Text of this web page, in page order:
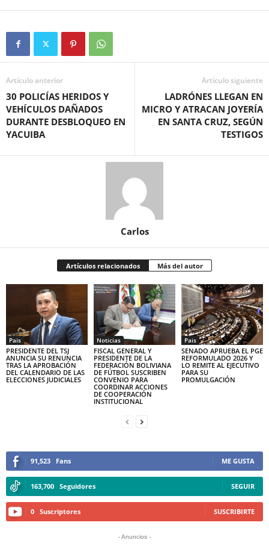
Artículo anterior
30 POLICÍAS HERIDOS Y
VEHÍCULOS DAÑADOS
DURANTE DESBLOQUEO EN
YACUIBA
Artículo siguiente
LADRÓNES LLEGAN EN
MICRO Y ATRACAN JOYERÍA
EN SANTA CRUZ, SEGÚN
TESTIGOS
Carlos
Artículos relacionados Más del autor
Pais
PRESIDENTE DEL TSJ
ANUNCIA SU RENUNCIA
TRAS LA APROBACIÓN
DEL CALENDARIO DE LAS
ELECCIONES JUDICIALES
Noticias
FISCAL GENERAL Y
PRESIDENTE DE LA
FEDERACIÓN BOLIVIANA
DE FÚTBOL SUSCRIBEN
CONVENIO PARA
COORDINAR ACCIONES
DE COOPERACIÓN
INSTITUCIONAL
Pais
SENADO APRUEBA EL PGE
REFORMULADO 2026 Y
LO REMITE AL EJECUTIVO
PARA SU
PROMULGACIÓN
91,523 Fans ME GUSTA
163,700 Seguidores SEGUIR
0 Suscriptores SUSCRIBIRTE
- Anuncios -